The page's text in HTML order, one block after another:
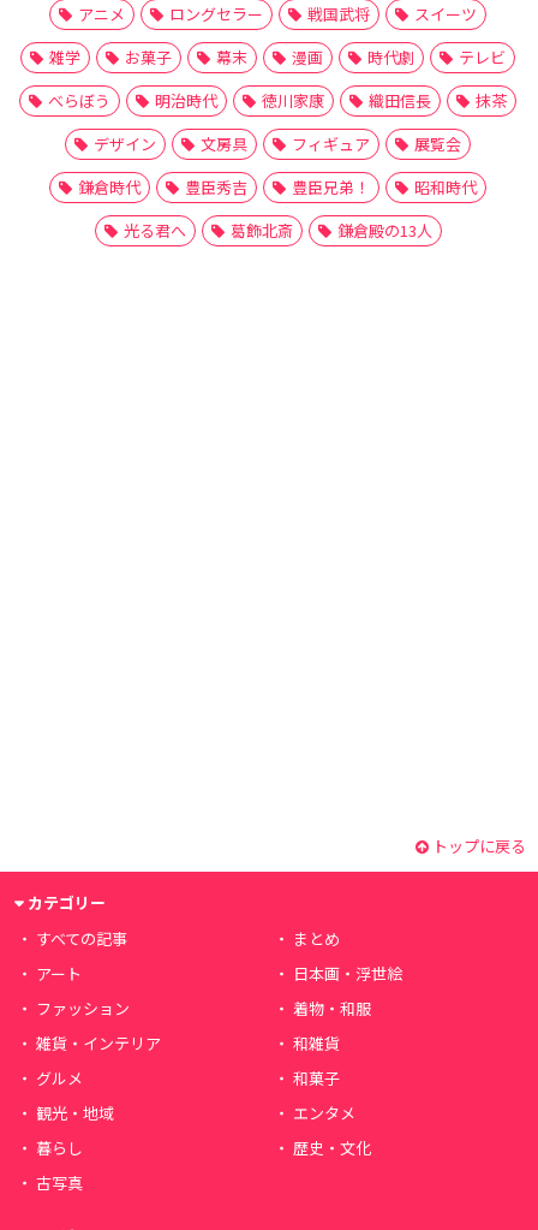
アニメ
ロングセラー 戦国武将
スイーツ
雑学
お菓子 幕末 漫画 時代劇
テレビ
べらぼう
明治時代 徳川家康 織田信長
抹茶
デザイン
文房具 フィギュア
展覧会
鎌倉時代
豊臣秀吉 豊臣兄弟！
昭和時代
光る君へ
葛飾北斎 鎌倉殿の13人
トップに戻る
カテゴリー
すべての記事
まとめ
アート
日本画・浮世絵
ファッション
着物・和服
雑貨・インテリア
和雑貨
グルメ
和菓子
観光・地域
エンタメ
暮らし
歴史・文化
古写真